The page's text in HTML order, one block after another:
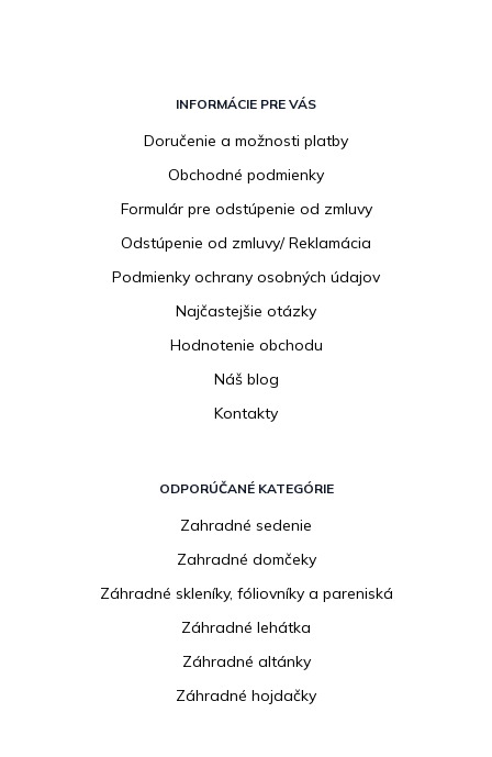
INFORMÁCIE PRE VÁS
Doručenie a možnosti platby
Obchodné podmienky
Formulár pre odstúpenie od zmluvy
Odstúpenie od zmluvy/ Reklamácia
Podmienky ochrany osobných údajov
Najčastejšie otázky
Hodnotenie obchodu
Náš blog
Kontakty
ODPORÚČANÉ KATEGÓRIE
Zahradné sedenie
Zahradné domčeky
Záhradné skleníky, fóliovníky a pareniská
Záhradné lehátka
Záhradné altánky
Záhradné hojdačky